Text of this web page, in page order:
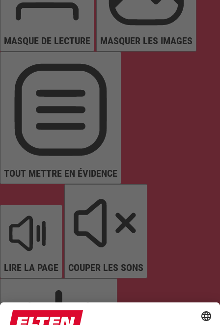
MASQUE DE LECTURE MASQUER LES IMAGES
TOUT METTRE EN ÉVIDENCE
LIRE LA PAGE COUPER LES SONS